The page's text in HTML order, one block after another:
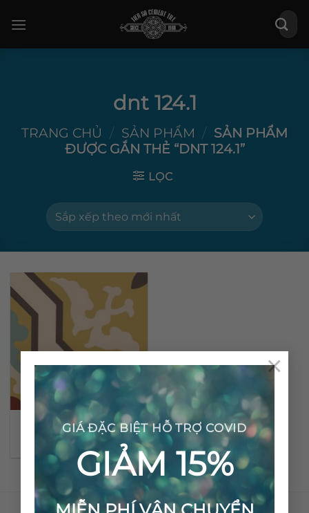
GIÁ ĐẶC BIỆT HỖ TRỢ COVID
GIẢM 15%
×
qua
Tìm
kiếm:
dnt 124.1
TRANG CHỦ / SẢN PHẨM / SẢN PHẨM
ĐƯỢC GẮN THẺ “DNT 124.1”
LỌC
Gạch bông cổ điển CTS
124.1